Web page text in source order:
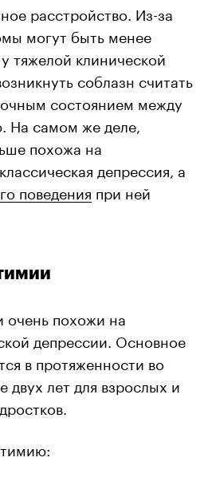
расстройство. Из-за
могут быть менее
тяжелой клинической
соблазн считать
состоянием между
На самом же деле,
похожа на
депрессия, а
поведения при ней
очень похожи на
депрессии. Основное
в протяженности во
лет для взрослых и